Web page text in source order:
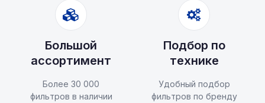
Большой
ассортимент
Более 30 000
фильтров в наличии
Подбор по
технике
Удобный подбор
фильтров по бренду